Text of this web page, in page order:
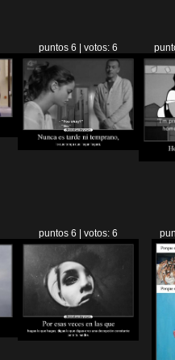
puntos 6 | votos: 6
puntos 6 | votos: 6